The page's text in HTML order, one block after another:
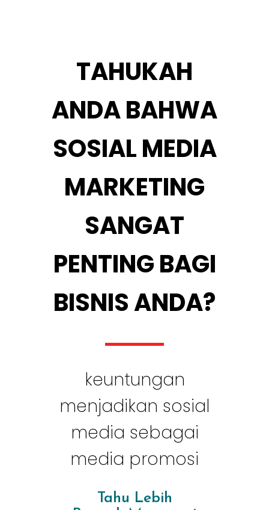
TAHUKAH
ANDA BAHWA
SOSIAL MEDIA
MARKETING
SANGAT
PENTING BAGI
BISNIS ANDA?
keuntungan
menjadikan sosial
media sebagai
media promosi
Tahu Lebih